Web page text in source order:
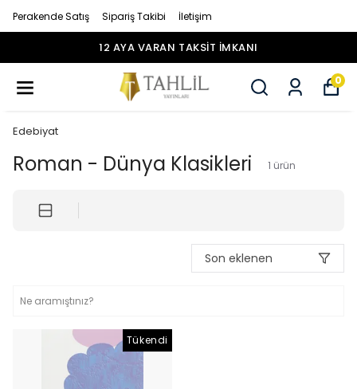
Perakende Satış Sipariş Takibi İletişim
12 AYA VARAN TAKSİT İMKANI
0
Edebiyat
Roman - Dünya Klasikleri 1 ürün
Son eklenen
Tükendi